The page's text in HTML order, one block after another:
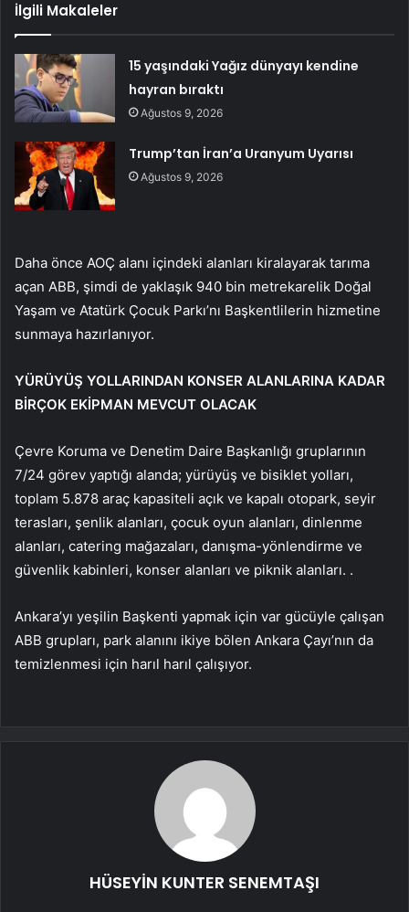
İlgili Makaleler
15 yaşındaki Yağız dünyayı kendine
hayran bıraktı
Ağustos 9, 2026
Trump’tan İran’a Uranyum Uyarısı
Ağustos 9, 2026
Daha önce AOÇ alanı içindeki alanları kiralayarak tarıma
açan ABB, şimdi de yaklaşık 940 bin metrekarelik Doğal
Yaşam ve Atatürk Çocuk Parkı’nı Başkentlilerin hizmetine
sunmaya hazırlanıyor.
YÜRÜYÜŞ YOLLARINDAN KONSER ALANLARINA KADAR
BİRÇOK EKİPMAN MEVCUT OLACAK
Çevre Koruma ve Denetim Daire Başkanlığı gruplarının
7/24 görev yaptığı alanda; yürüyüş ve bisiklet yolları,
toplam 5.878 araç kapasiteli açık ve kapalı otopark, seyir
terasları, şenlik alanları, çocuk oyun alanları, dinlenme
alanları, catering mağazaları, danışma-yönlendirme ve
güvenlik kabinleri, konser alanları ve piknik alanları. .
Ankara’yı yeşilin Başkenti yapmak için var gücüyle çalışan
ABB grupları, park alanını ikiye bölen Ankara Çayı’nın da
temizlenmesi için harıl harıl çalışıyor.
HÜSEYİN KUNTER SENEMTAŞI